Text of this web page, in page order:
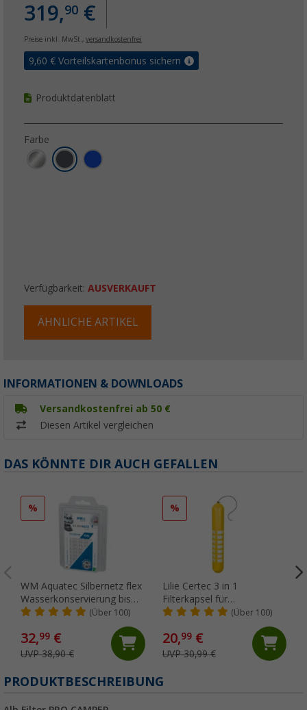
319,90 €
Preise inkl. MwSt., versandkostenfrei
9,60 € Vorteilskartenbonus sichern
Produktdatenblatt
Farbe
Verfügbarkeit: AUSVERKAUFT
ÄHNLICHE ARTIKEL
INFORMATIONEN & DOWNLOADS
Versandkostenfrei ab 50 €
Diesen Artikel vergleichen
DAS KÖNNTE DIR AUCH GEFALLEN
%
WM Aquatec Silbernetz flex
Wasserkonservierung bis
100 Liter Tankgröße(Über 100)
32,99 €
UVP 38,90 €
%
Lilie Certec 3 in 1
Filterkapsel für
Frischwasserschutz 100
(Über 100)
20,99€
UVP 30,99 €
PRODUKTBESCHREIBUNG